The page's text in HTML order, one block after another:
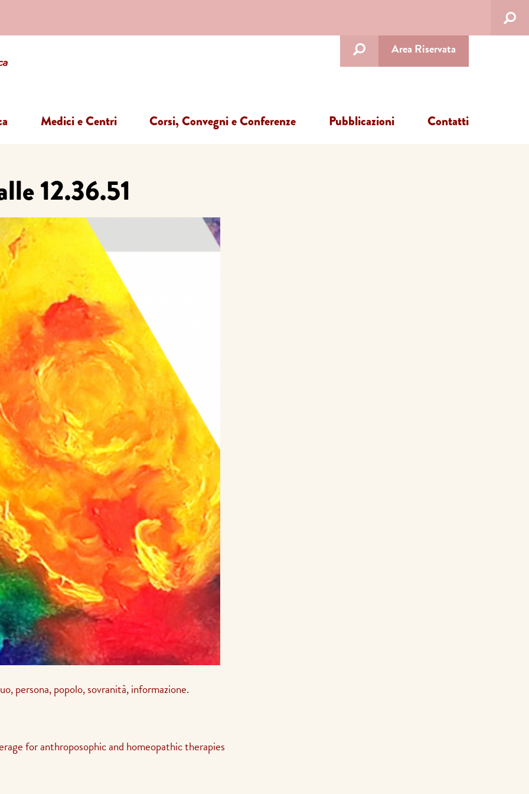
Area Riservata
Medici e Centri Corsi, Convegni e Conferenze Pubblicazioni Contatti
12.36.51
persona, popolo, sovranità, informazione.
for anthroposophic and homeopathic therapies